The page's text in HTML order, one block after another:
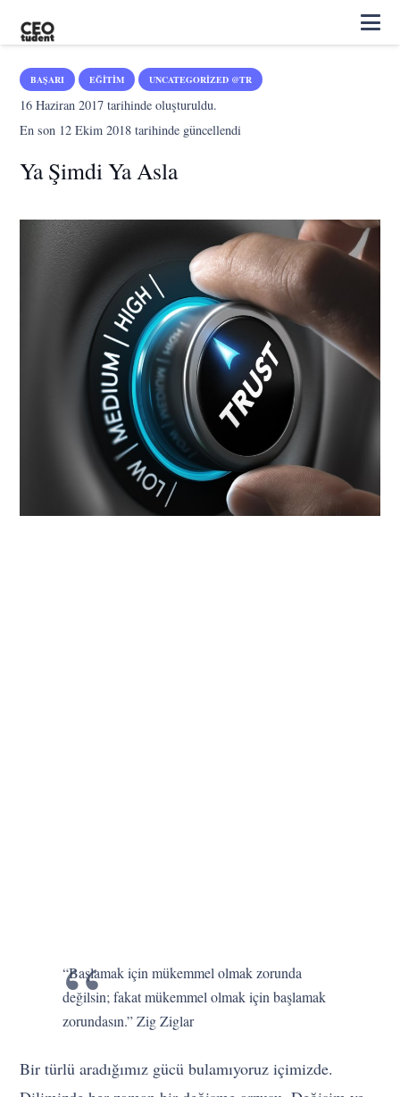
BAŞARI EĞITIM UNCATEGORIZED @TR
16 Haziran 2017 tarihinde oluşturuldu.
En son 12 Ekim 2018 tarihinde güncellendi
Ya Şimdi Ya Asla
“Başlamak için mükemmel olmak zorunda
değilsin; fakat mükemmel olmak için başlamak
zorundasın.” Zig Ziglar
Bir türlü aradığımız gücü bulamıyoruz içimizde.